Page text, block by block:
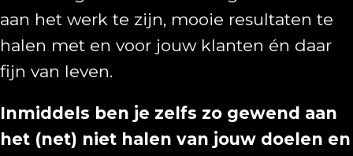
aan het werk te zijn, mooie resultaten te
halen met en voor jouw klanten én daar
fijn van leven.
Inmiddels ben je zelfs zo gewend aan
het (net) niet halen van jouw doelen en